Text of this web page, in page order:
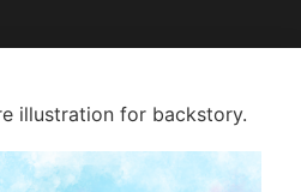
illustration for backstory.